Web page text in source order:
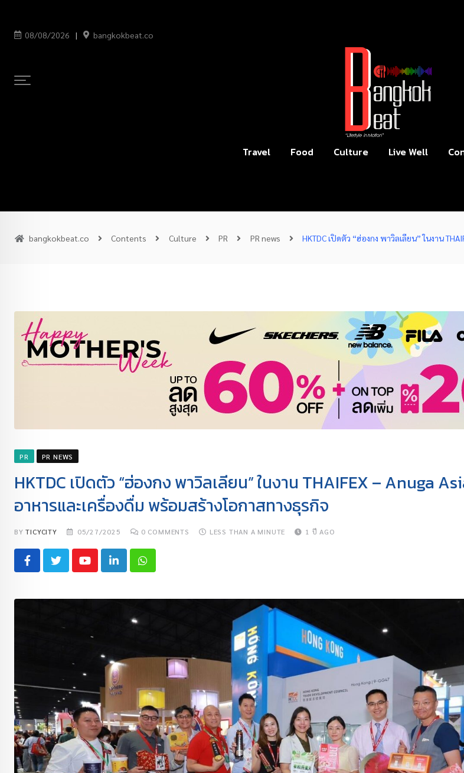
08/08/2026 bangkokbeat.co
Travel Food Culture Live Well
bangkokbeat.co Contents Culture PR PR news HKTDC เปิดตัว “ฮ่องกง พาวิลเลียน” ในงาน
PR PR NEWS
HKTDC เปิดตัว “ฮ่องกง พาวิลเลียน” ในงาน THAIFEX – Anuga
อาหารและเครื่องดื่ม พร้อมสร้างโอกาสทางธุรกิจ
BYTICYCITY 05/27/2025 0 COMMENTS LESS THAN A MINUTE 1 ปี AGO